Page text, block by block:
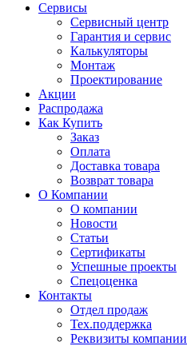
Сервисы
Сервисный центр
Гарантия и сервис
Калькуляторы
Монтаж
Проектирование
Акции
Распродажа
Как Купить
Заказ
Оплата
Доставка товара
Возврат товара
О Компании
О компании
Новости
Статьи
Сертификаты
Успешные проекты
Спецоценка
Контакты
Отдел продаж
Тех.поддержка
Реквизиты компании